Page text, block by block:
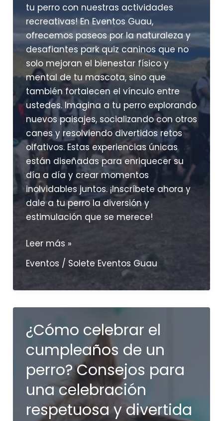
tu perro con nuestras actividades
recreativas! En Eventos Guau,
ofrecemos paseos por la naturaleza y
desafiantes park quiz caninos que no
solo mejoran el bienestar físico y
mental de tu mascota, sino que
también fortalecen el vínculo entre
ustedes. Imagina a tu perro explorando
nuevos paisajes, socializando con otros
canes y resolviendo divertidos retos
olfativos. Estas experiencias únicas
están diseñadas para enriquecer su
día a día y crear momentos
inolvidables juntos. ¡Inscríbete ahora y
dale a tu perro la diversión y
estimulación que se merece!
Actividades
recreativas
la
naturaleza
y
escape
rooms
caninos
Leer más »
Eventos / Solete Eventos Guau
¿Cómo celebrar el
cumpleaños de un
perro? Consejos para
una celebración
respetuosa y divertida